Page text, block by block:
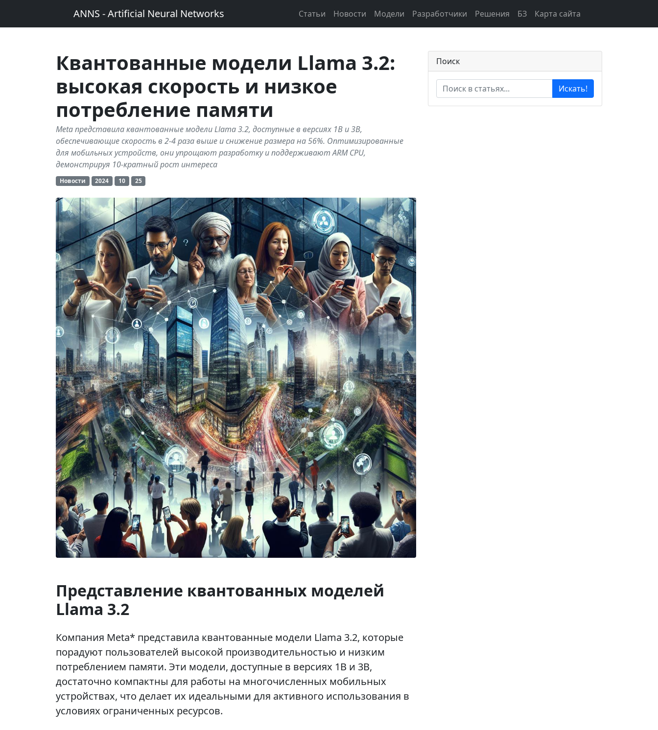
ANNS - Artificial Neural Networks Статьи Новости Модели Разработчики Решения БЗ Карта сайта
Квантованные модели Llama 3.2:
высокая скорость и низкое
потребление памяти
Meta представила квантованные модели Llama 3.2, доступные в версиях 1B и 3B,
обеспечивающие скорость в 2-4 раза выше и снижение размера на 56%. Оптимизированные
для мобильных устройств, они упрощают разработку и поддерживают ARM CPU,
демонстрируя 10-кратный рост интереса
Новости 2024 10 25
Представление квантованных моделей
Llama 3.2
Компания Meta* представила квантованные модели Llama 3.2, которые
порадуют пользователей высокой производительностью и низким
потреблением памяти. Эти модели, доступные в версиях 1B и 3B,
достаточно компактны для работы на многочисленных мобильных
устройствах, что делает их идеальными для активного использования в
условиях ограниченных ресурсов.
Поиск
Искать!